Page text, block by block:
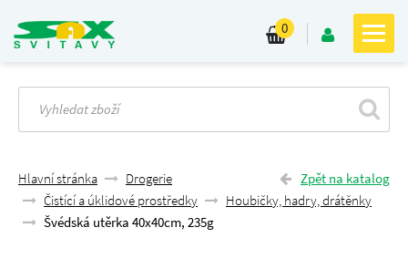
0
Zpět na katalog
Hlavní stránka
Drogerie
Čistící a úklidové prostředky
Houbičky, hadry, drátěnky
Švédská utěrka 40x40cm, 235g